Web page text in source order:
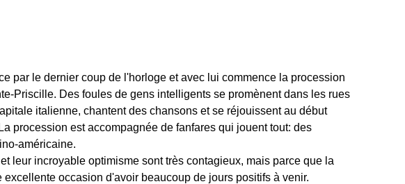
par le dernier coup de l'horloge et avec lui commence la procession
Priscille. Des foules de gens intelligents se promènent dans les rues
italienne, chantent des chansons et se réjouissent au début
procession est accompagnée de fanfares qui jouent tout: des
américaine.
leur incroyable optimisme sont très contagieux, mais parce que la
occasion d'avoir beaucoup de jours positifs à venir.